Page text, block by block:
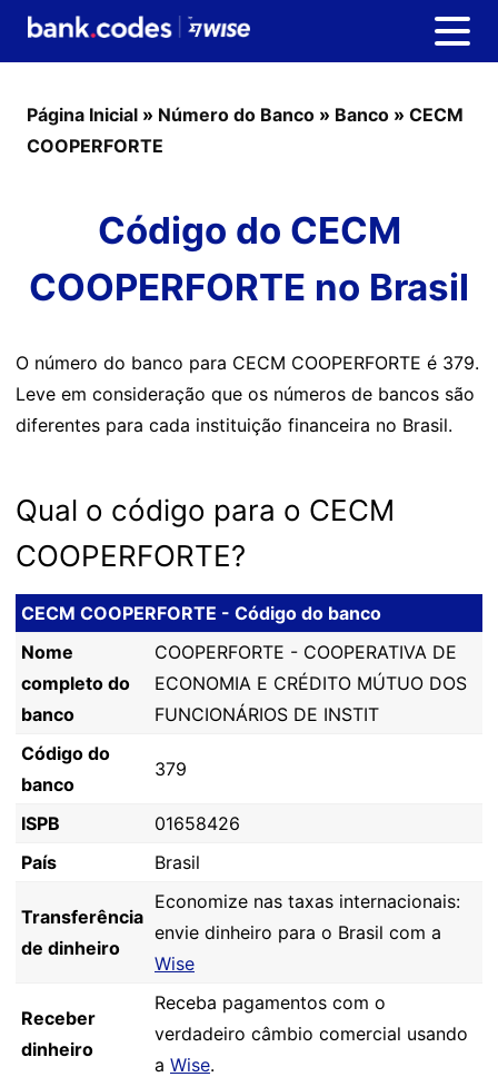
Página Inicial » Número do Banco » Banco » CECM
COOPERFORTE
Código do CECM
COOPERFORTE no Brasil
O número do banco para CECM COOPERFORTE é 379.
Leve em consideração que os números de bancos são
diferentes para cada instituição financeira no Brasil.
Qual o código para o CECM
COOPERFORTE?
CECM COOPERFORTE - Código do banco
Nome
completo do
banco
COOPERFORTE - COOPERATIVA DE
ECONOMIA E CRÉDITO MÚTUO DOS
FUNCIONÁRIOS DE INSTIT
Código do
banco
379
ISPB
01658426
País
Brasil
Transferência
de dinheiro
Economize nas taxas internacionais:
envie dinheiro para o Brasil com a
Wise
Receber
dinheiro
Receba pagamentos com o
verdadeiro câmbio comercial usando
a Wise.